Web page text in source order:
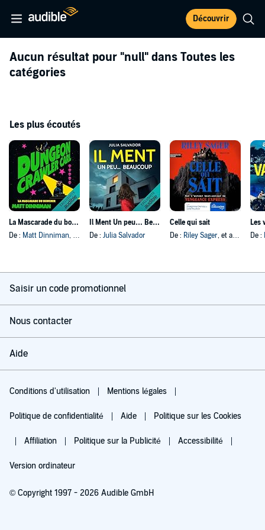
Découvrir
Aucun résultat pour "null" dans Toutes les
catégories
Les plus écoutés
La Mascarade du boucher
De : Matt Dinniman, et autres
Il Ment Un peu… Beaucoup
De : Julia Salvador
Celle qui sait
De : Riley Sager, et autres
Les
De :
Saisir un code promotionnel
Nous contacter
Aide
Conditions d'utilisation Mentions légales
Politique de confidentialité Aide Politique sur les Cookies
Affiliation Politique sur la Publicité Accessibilité
Version ordinateur
© Copyright 1997 - 2026 Audible GmbH